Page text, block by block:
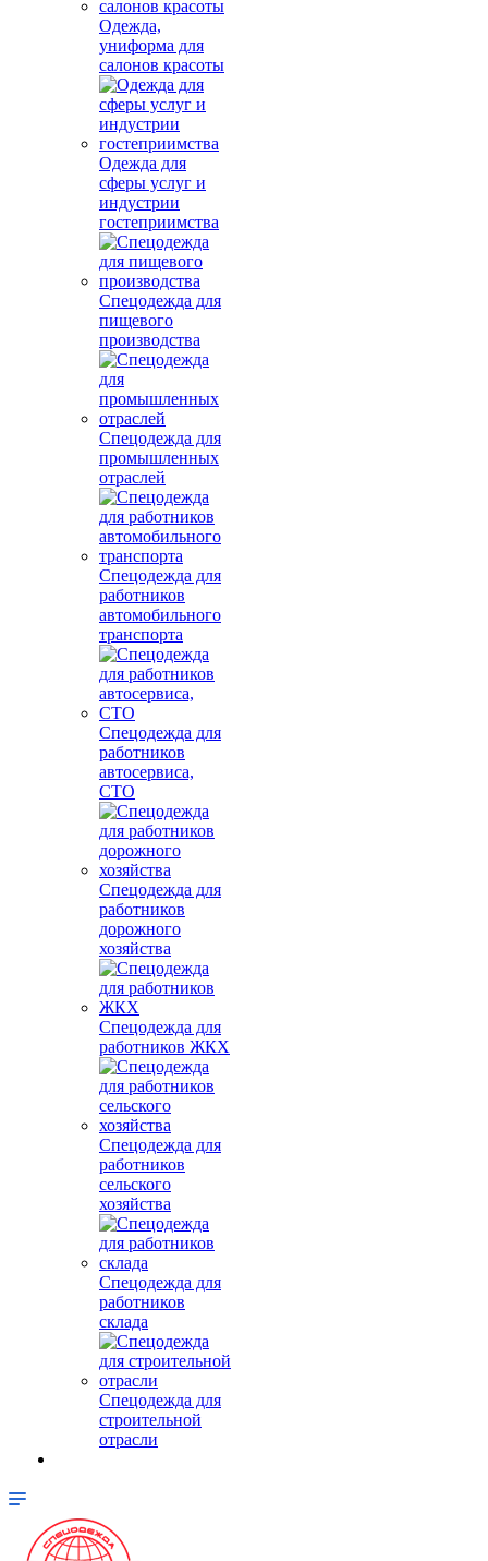
Одежда,
униформа для
салонов красоты
Одежда для
сферы услуг и
индустрии
гостеприимства
Спецодежда для
пищевого
производства
Спецодежда для
промышленных
отраслей
Спецодежда для
работников
автомобильного
транспорта
Спецодежда для
работников
автосервиса,
СТО
Спецодежда для
работников
дорожного
хозяйства
Спецодежда для
работников ЖКХ
Спецодежда для
работников
сельского
хозяйства
Спецодежда для
работников
склада
Спецодежда для
строительной
отрасли